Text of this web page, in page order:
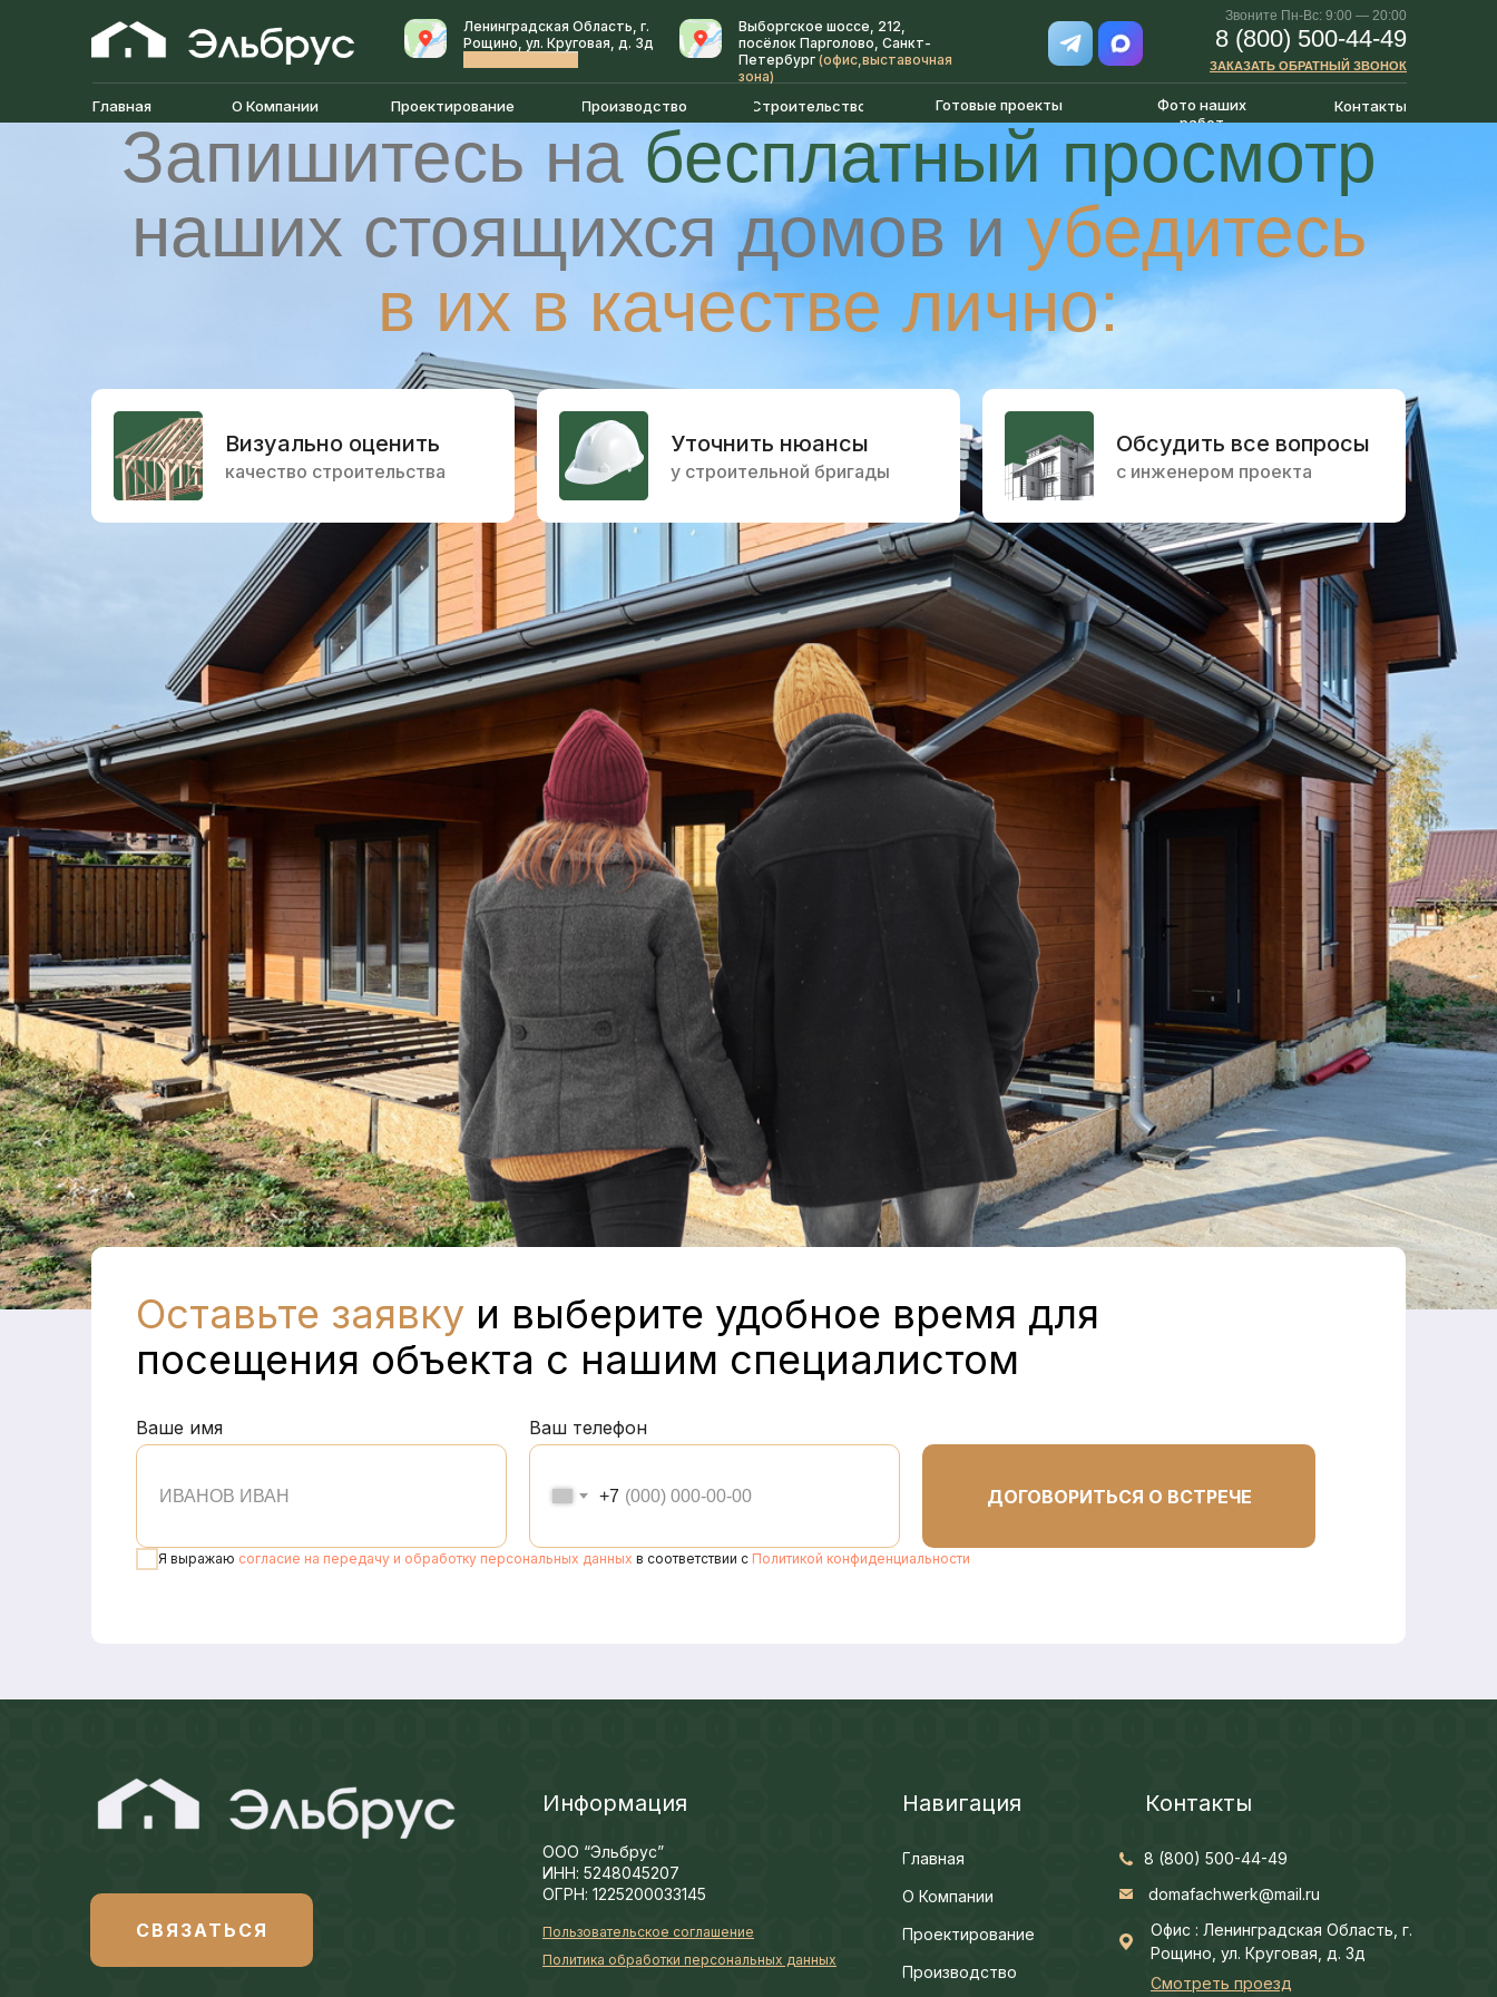
Контакты
Готовые проекты
Фото наших
работ
Строительство
Производство
Проектирование
О Компании
Главная
ЗАКАЗАТЬ ОБРАТНЫЙ ЗВОНОК
Звоните Пн-Вс: 9:00 — 20:00
8 (800) 500-44-49
Ленинградская Область, г.
Рощино, ул. Круговая, д. 3д
Выборгское шоссе, 212,
посёлок Парголово, Санкт-
Петербург (офис,выставочная
зона)
Запишитесь на бесплатный просмотр
наших стоящихся домов и убедитесь
в их в качестве лично:
[ Запись на просмотр ]
с инженером проекта
Обсудить все вопросы
у строительной бригады
Уточнить нюансы
качество строительства
Визуально оценить
Оставьте заявку и выберите удобное время для
посещения объекта с нашим специалистом
Ваше имя Ваш телефон
+7
Я выражаю согласие на передачу и обработку персональных данных в соответствии с Политикой конфиденциальности
ДОГОВОРИТЬСЯ О ВСТРЕЧЕ
Навигация
Производство
Проектирование
О Компании
Главная
СВЯЗАТЬСЯ
Контакты
ООО “Эльбрус”
ИНН: 5248045207
ОГРН: 1225200033145
Информация
Пользовательское соглашение
Политика обработки персональных данных
domafachwerk@mail.ru
8 (800) 500-44-49
Офис : Ленинградская Область, г.
Рощино, ул. Круговая, д. 3д
Смотреть проезд